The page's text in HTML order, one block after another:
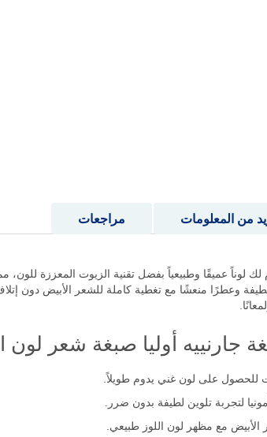
لك لوناً عميقًا وطبيعياً بفضل تقنية الزيوت المعززة
لطيفة وعطرًا منعشًا مع تغطية كاملة للشعر الأبيض دون
جارنييه أوليا صبغة شعر لون
للحصول على لون غني يدوم طويلاً.
لتجربة تلوين لطيفة بدون ضرر.
من المعلومات مراجعات